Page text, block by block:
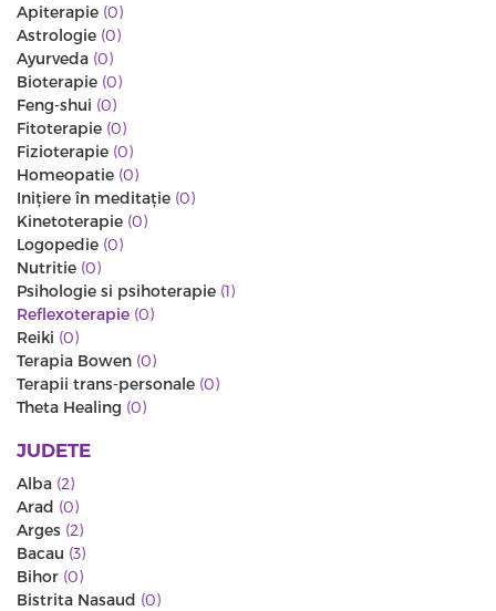
Apiterapie (0)
Astrologie (0)
Ayurveda (0)
Bioterapie (0)
Feng-shui (0)
Fitoterapie (0)
Fizioterapie (0)
Homeopatie (0)
Iniţiere în meditaţie (0)
Kinetoterapie (0)
Logopedie (0)
Nutritie (0)
Psihologie si psihoterapie (1)
Reflexoterapie (0)
Reiki (0)
Terapia Bowen (0)
Terapii trans-personale (0)
Theta Healing (0)
JUDETE
Alba (2)
Arad (0)
Arges (2)
Bacau (3)
Bihor (0)
Bistrita Nasaud (0)